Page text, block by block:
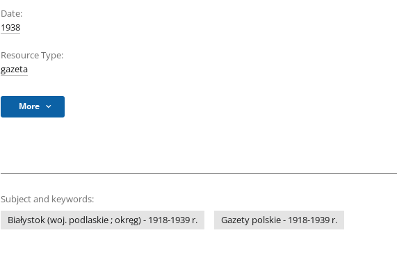
Date:
1938
Resource Type:
gazeta
More
Subject and keywords:
Białystok (woj. podlaskie ; okręg) - 1918-1939 r.
Gazety polskie - 1918-1939 r.